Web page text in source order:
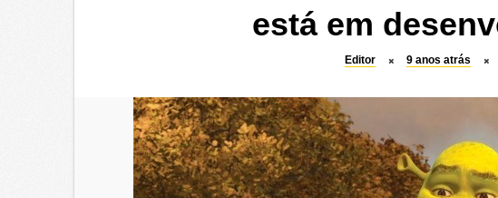
está em
Editor 9 anos atrás